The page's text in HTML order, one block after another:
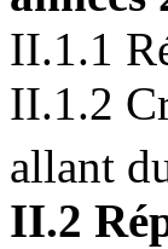
II.1.1
II.1.2
allant
II.2